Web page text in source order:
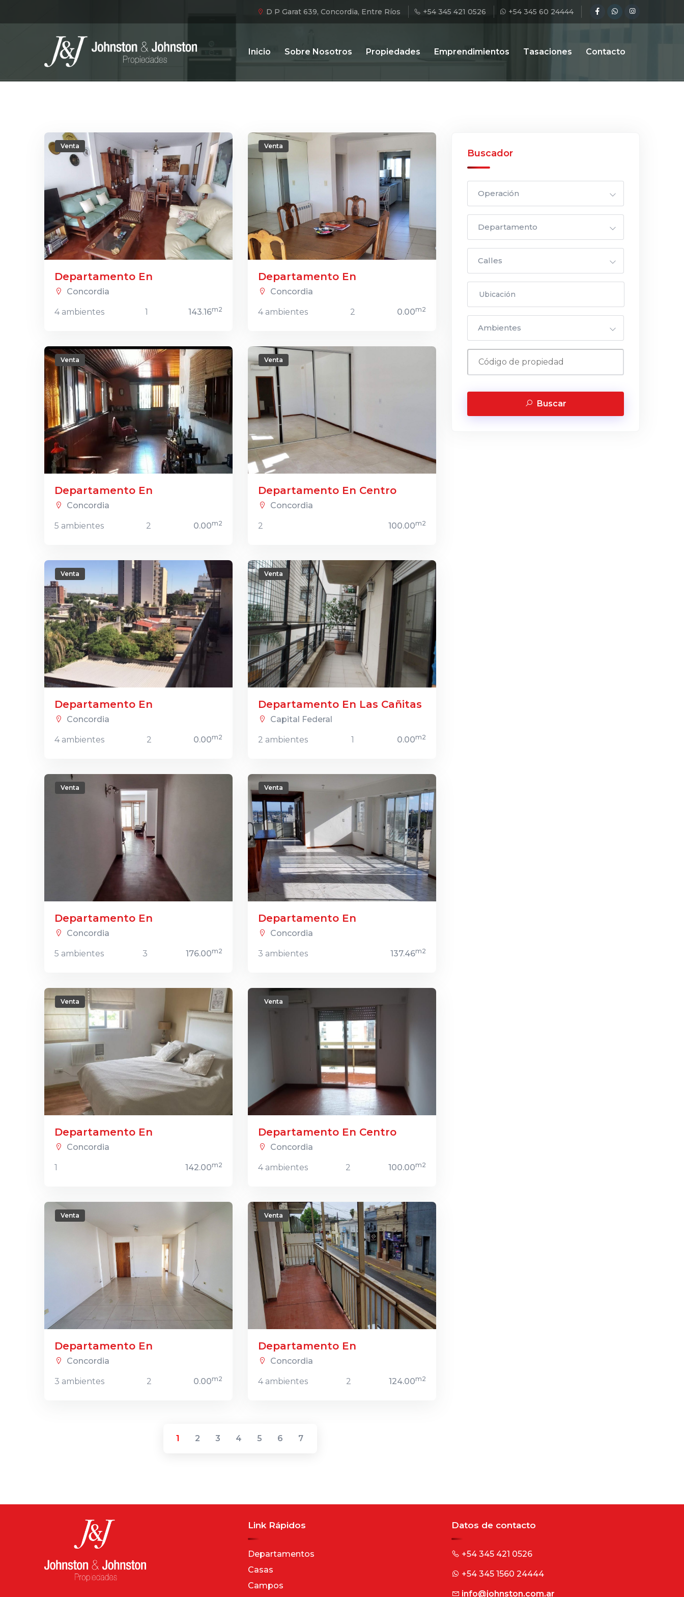
D P Garat 639, Concordia, Entre Ríos +54 345 421 0526 +54 345 60 24444
Inicio Sobre Nosotros Propiedades Emprendimientos Tasaciones Contacto
Venta
Departamento En
Concordia
4 ambientes 1 143.16m2
Venta
Departamento En
Concordia
4 ambientes 2 0.00m2
Venta
Departamento En
Concordia
5 ambientes 2 0.00m2
Venta
Departamento En Centro
Concordia
2 100.00m2
Venta
Departamento En
Concordia
4 ambientes 2 0.00m2
Venta
Departamento En Las Cañitas
Capital Federal
2 ambientes 1 0.00m2
Venta
Departamento En
Concordia
5 ambientes 3 176.00m2
Venta
Departamento En
Concordia
3 ambientes 137.46m2
Venta
Departamento En
Concordia
1 142.00m2
Venta
Departamento En Centro
Concordia
4 ambientes 2 100.00m2
Venta
Departamento En
Concordia
3 ambientes 2 0.00m2
Venta
Departamento En
Concordia
4 ambientes 2 124.00m2
1 2 3 4 5 6 7
Buscador
Operación
Departamento
Calles
Ambientes
Buscar
Link Rápidos
Departamentos
Casas
Campos
Datos de contacto
+54 345 421 0526
+54 345 1560 24444
info@johnston.com.ar